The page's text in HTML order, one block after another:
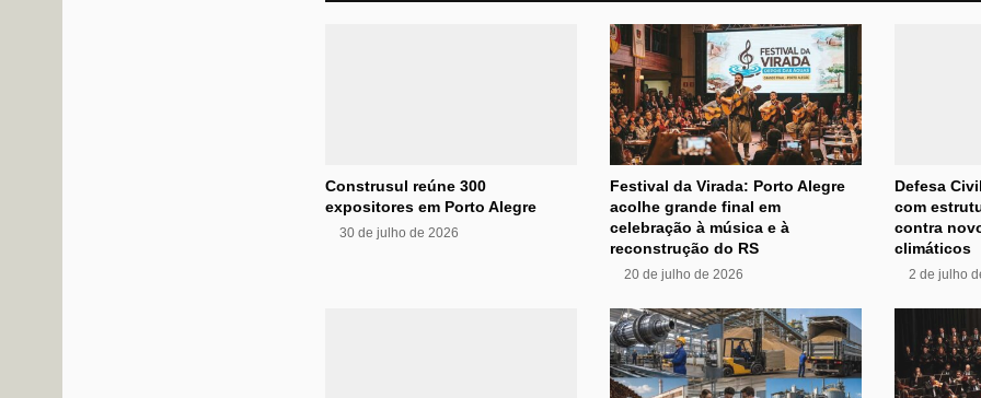
Construsul reúne 300
expositores em Porto Alegre
30 de julho de 2026
Festival da Virada: Porto Alegre
acolhe grande final em
celebração à música e à
reconstrução do RS
20 de julho de 2026
Defesa
com
contra
climáticos
2 de julho